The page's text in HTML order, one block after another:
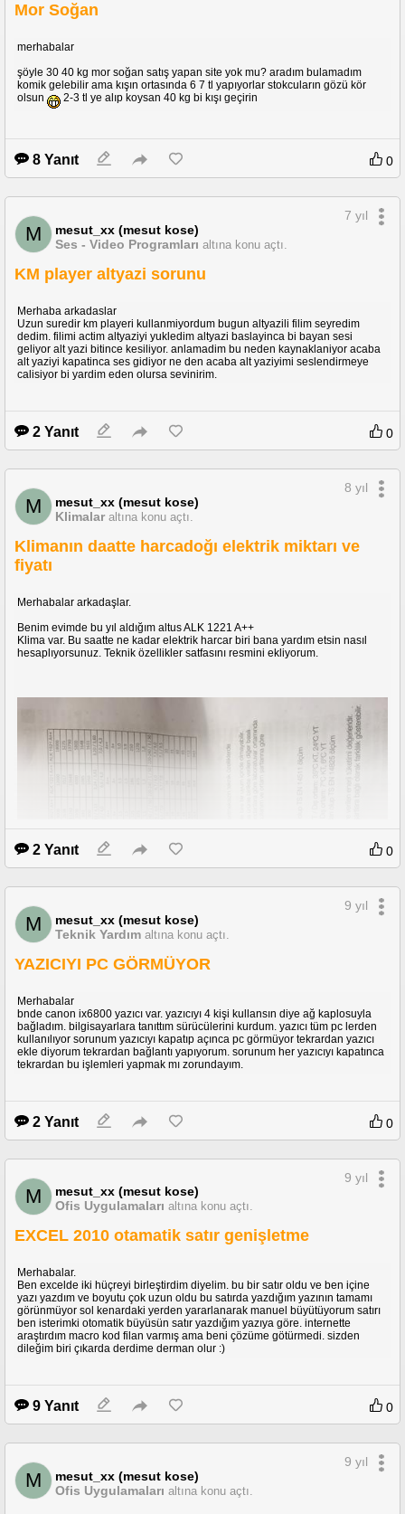
Mor Soğan
merhabalar
şöyle 30 40 kg mor soğan satış yapan site yok mu? aradım bulamadım
komik gelebilir ama kışın ortasında 6 7 tl yapıyorlar stokcuların gözü kör
olsun
2-3 tl ye alıp koysan 40 kg bi kışı geçirin
8 Yanıt 0
M
mesut_xx (mesut kose)
Ses - Video Programları altına konu açtı.
7 yıl
KM player altyazi sorunu
Merhaba arkadaslar
Uzun suredir km playeri kullanmiyordum bugun altyazili filim seyredim
dedim. filimi actim altyaziyi yukledim altyazi baslayinca bi bayan sesi
geliyor alt yazi bitince kesiliyor. anlamadim bu neden kaynaklaniyor acaba
alt yaziyi kapatinca ses gidiyor ne den acaba alt yaziyimi seslendirmeye
calisiyor bi yardim eden olursa sevinirim.
2 Yanıt 0
M
mesut_xx (mesut kose)
Klimalar altına konu açtı.
8 yıl
Klimanın daatte harcadoğı elektrik miktarı ve
fiyatı
Merhabalar arkadaşlar.
Benim evimde bu yıl aldığım altus ALK 1221 A++
Klima var. Bu saatte ne kadar elektrik harcar biri bana yardım etsin nasıl
hesaplıyorsunuz. Teknik özellikler satfasını resmini ekliyorum.
2 Yanıt 0
M
mesut_xx (mesut kose)
Teknik Yardım altına konu açtı.
9 yıl
YAZICIYI PC GÖRMÜYOR
Merhabalar
bnde canon ix6800 yazıcı var. yazıcıyı 4 kişi kullansın diye ağ kaplosuyla
bağladım. bilgisayarlara tanıttım sürücülerini kurdum. yazıcı tüm pc lerden
kullanılıyor sorunum yazıcıyı kapatıp açınca pc görmüyor tekrardan yazıcı
ekle diyorum tekrardan bağlantı yapıyorum. sorunum her yazıcıyı kapatınca
tekrardan bu işlemleri yapmak mı zorundayım.
2 Yanıt 0
M
mesut_xx (mesut kose)
Ofis Uygulamaları altına konu açtı.
9 yıl
EXCEL 2010 otamatik satır genişletme
Merhabalar.
Ben excelde iki hüçreyi birleştirdim diyelim. bu bir satır oldu ve ben içine
yazı yazdım ve boyutu çok uzun oldu bu satırda yazdığım yazının tamamı
görünmüyor sol kenardaki yerden yararlanarak manuel büyütüyorum satırı
ben isterimki otomatik büyüsün satır yazdığım yazıya göre. internette
araştırdım macro kod filan varmış ama beni çözüme götürmedi. sizden
dileğim biri çıkarda derdime derman olur :)
9 Yanıt 0
M
mesut_xx (mesut kose)
Ofis Uygulamaları altına konu açtı.
9 yıl